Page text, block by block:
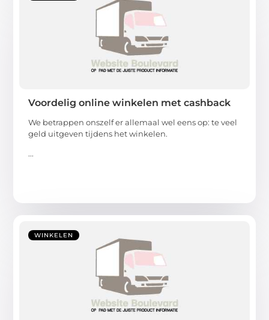
Voordelig online winkelen met cashback
We betrappen onszelf er allemaal wel eens op: te veel
geld uitgeven tijdens het winkelen.
...
WINKELEN